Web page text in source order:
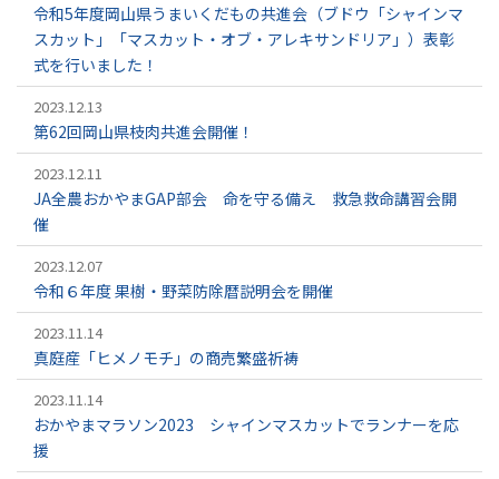
令和5年度岡山県うまいくだもの共進会（ブドウ「シャインマ
スカット」「マスカット・オブ・アレキサンドリア」）表彰
式を行いました！
2023.12.13
第62回岡山県枝肉共進会開催！
2023.12.11
JA全農おかやまGAP部会 命を守る備え 救急救命講習会開
催
2023.12.07
令和６年度 果樹・野菜防除暦説明会を開催
2023.11.14
真庭産「ヒメノモチ」の商売繁盛祈祷
2023.11.14
おかやまマラソン2023 シャインマスカットでランナーを応
援